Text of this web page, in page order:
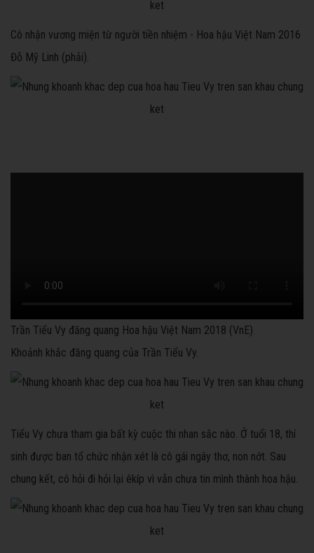
Cô nhận vương miện từ người tiền nhiệm - Hoa hậu Việt Nam 2016
Đỗ Mỹ Linh (phải).
Trần Tiểu Vy đăng quang Hoa hậu Việt Nam 2018 (VnE)
Khoảnh khắc đăng quang của Trần Tiểu Vy.
Tiểu Vy chưa tham gia bất kỳ cuộc thi nhan sắc nào. Ở tuổi 18, thí
sinh được ban tổ chức nhận xét là cô gái ngây thơ, non nớt. Sau
chung kết, cô hỏi đi hỏi lại êkíp vì vẫn chưa tin mình thành hoa hậu.